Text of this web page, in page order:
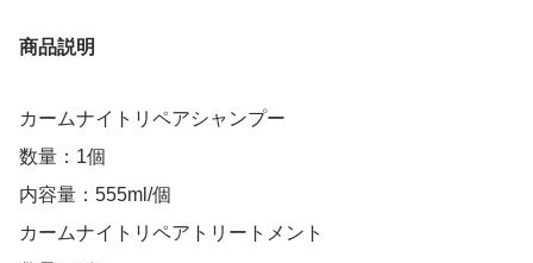
商品説明
カームナイトリペアシャンプー
数量：1個
内容量：555ml/個
カームナイトリペアトリートメント